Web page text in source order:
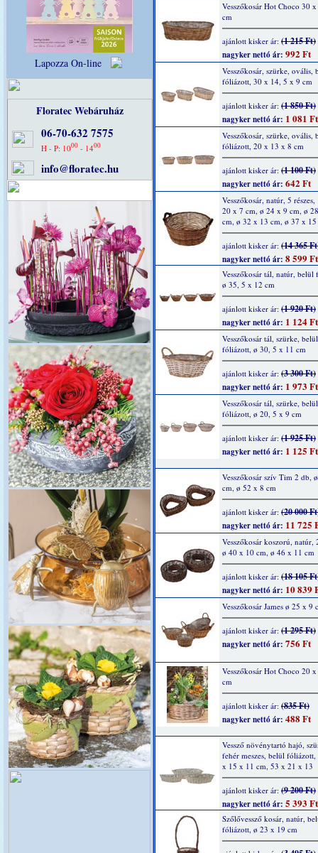
Lapozza On-line
Floratec Webáruház
06-70-632 7575
H - P: 1000- 1400
info@floratec.hu
Vesszőkosár Hot Choco 30
cm
ajánlott kisker ár: (1 215 Ft)
nagyker nettó ár: 992 Ft
Vesszőkosár, szürke, ovális,
fóliázott, 30 x 14, 5 x 9 cm
ajánlott kisker ár: (1 850 Ft)
nagyker nettó ár: 1 081 Ft
Vesszőkosár, szürke, ovális,
fóliázott, 20 x 13 x 8 cm
ajánlott kisker ár: (1 100 Ft)
nagyker nettó ár: 642 Ft
Vesszőkosár, natúr, 5
20 x 7 cm, ø 24 x 9 cm, ø
cm, ø 32 x 13 cm, ø 37 x 15
ajánlott kisker ár: (14 365
nagyker nettó ár: 8 599 Ft
Vesszőkosár tál, natúr, belül
ø 35, 5 x 12 cm
ajánlott kisker ár: (1 920 Ft)
nagyker nettó ár: 1 124 Ft
Vesszőkosár tál, szürke, belül
fóliázott, ø 30, 5 x 11 cm
ajánlott kisker ár: (3 300 Ft)
nagyker nettó ár: 1 973 Ft
Vesszőkosár tál, szürke, belül
fóliázott, ø 20, 5 x 9 cm
ajánlott kisker ár: (1 925 Ft)
nagyker nettó ár: 1 125 Ft
Vesszőkosár szív Tim 2 db,
cm, ø 52 x 8 cm
ajánlott kisker ár: (20 000
nagyker nettó ár: 11 725
Vesszőkosár koszorú, natúr,
ø 40 x 10 cm, ø 46 x 11 cm
ajánlott kisker ár: (18 105
nagyker nettó ár: 10 839
Vesszőkosár James ø 25 x 9
ajánlott kisker ár: (1 295 Ft)
nagyker nettó ár: 756 Ft
Vesszőkosár Hot Choco 20
cm
ajánlott kisker ár: (835 Ft)
nagyker nettó ár: 488 Ft
Vessző növénytartó hajó,
fehér meszes, belül
x 15 x 11 cm, 53 x 21 x 13
ajánlott kisker ár: (9 200 Ft)
nagyker nettó ár: 5 393 Ft
Szőlővessző kosár, natúr,
fóliázott, ø 23 x 19 cm